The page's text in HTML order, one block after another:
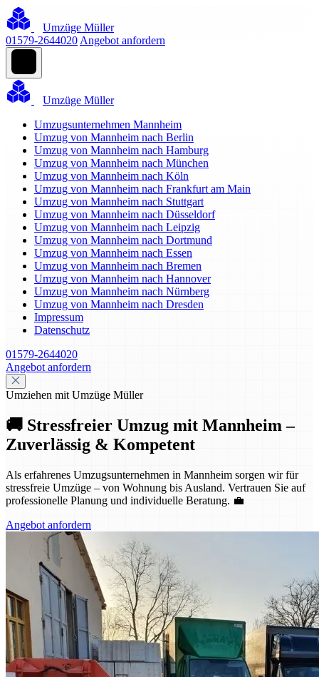
Umzüge Müller
01579-2644020 Angebot anfordern
Umzüge Müller
Umzugsunternehmen Mannheim
Umzug von Mannheim nach Berlin
Umzug von Mannheim nach Hamburg
Umzug von Mannheim nach München
Umzug von Mannheim nach Köln
Umzug von Mannheim nach Frankfurt am Main
Umzug von Mannheim nach Stuttgart
Umzug von Mannheim nach Düsseldorf
Umzug von Mannheim nach Leipzig
Umzug von Mannheim nach Dortmund
Umzug von Mannheim nach Essen
Umzug von Mannheim nach Bremen
Umzug von Mannheim nach Hannover
Umzug von Mannheim nach Nürnberg
Umzug von Mannheim nach Dresden
Impressum
Datenschutz
01579-2644020
Angebot anfordern
Umziehen mit Umzüge Müller
🚚 Stressfreier Umzug mit Mannheim –
Zuverlässig & Kompetent
Als erfahrenes Umzugsunternehmen in Mannheim sorgen wir für
stressfreie Umzüge – von Wohnung bis Ausland. Vertrauen Sie auf
professionelle Planung und individuelle Beratung. 💼
Angebot anfordern